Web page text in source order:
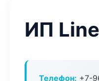
ИП
Телефон: +7-